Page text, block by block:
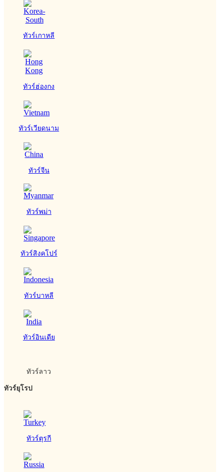
ทัวร์เกาหลี
ทัวร์ฮ่องกง
ทัวร์เวียดนาม
ทัวร์จีน
ทัวร์พม่า
ทัวร์สิงคโปร์
ทัวร์บาหลี
ทัวร์อินเดีย
ทัวร์ลาว
ทัวร์ยุโรป
ทัวร์ตุรกี